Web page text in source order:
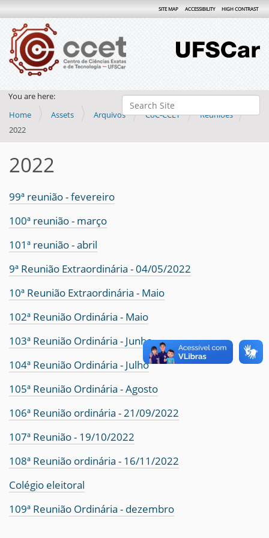
Search Site
SITE MAP ACCESSIBILITY HIGH CONTRAST
You are here:
Home
Assets Arquivos CoC-CCET
Reuniões
2022
2022
99ª reunião - fevereiro
100ª reunião - março
101ª reunião - abril
9ª Reunião Extraordinária - 04/05/2022
10ª Reunião Extraordinária - Maio
102ª Reunião Ordinária - Maio
103ª Reunião Ordinária - Junho
104ª Reunião Ordinária - Julho
105ª Reunião Ordinária - Agosto
106ª Reunião ordinária - 21/09/2022
107ª Reunião - 19/10/2022
108ª Reunião ordinária - 16/11/2022
Colégio eleitoral
109ª Reunião Ordinária - dezembro